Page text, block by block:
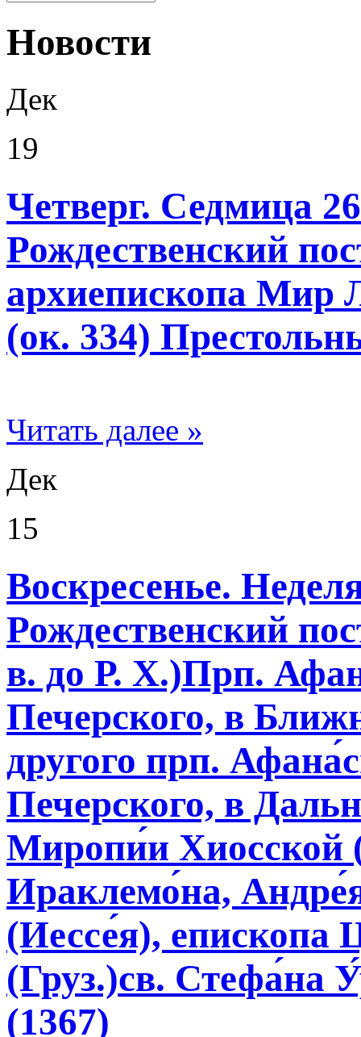
Новости
Дек
19
Четверг. Седмица
Рождественский
архиепископа Мир
(ок. 334)
Читать далее »
Дек
15
Воскресенье.
Рождественский
в. до Р. Х.)Прп.
Печерского, в
другого прп.
Печерского, в
Миропи́и Хиосской
Ираклемо́на,
(Иессе́я), епископа
(Груз.)св. Стефа́на
(1367)